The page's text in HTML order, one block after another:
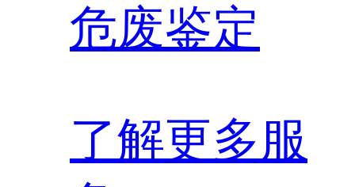
危废鉴定
了解更多服